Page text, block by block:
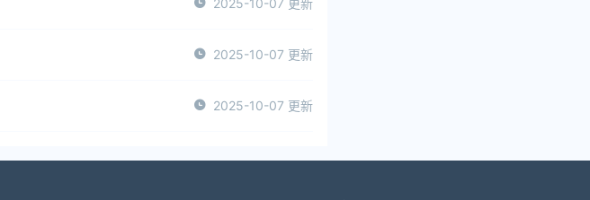
2025-10-07 更新
2025-10-07 更新
2025-10-07 更新